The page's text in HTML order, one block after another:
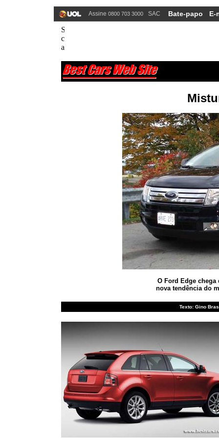
Assine 0800 703 3000 SAC Bate-papo E-
O Ford Edge chega
nova tendência do
Texto: Gino